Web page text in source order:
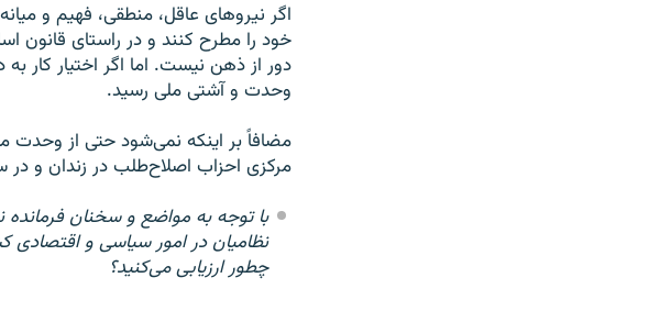
اگر نیروهای عاقل، منطقی، فهیم و
خود را مطرح کنند و در راستای قانون
دور از ذهن نیست. اما اگر اختیار
وحدت و آشتی ملی رسید.
مضافاً بر اینکه نمی‌شود حتی از
مرکزی احزاب اصلاح‌طلب در زندان و
با توجه به مواضع و سخنان
نظامیان در امور سیاسی و اقتصادی
چطور ارزیابی می‌کنید؟